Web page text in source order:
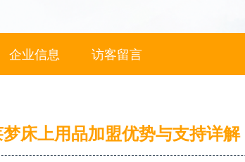
企业信息 访客留言
梦床上用品加盟优势与支持详解